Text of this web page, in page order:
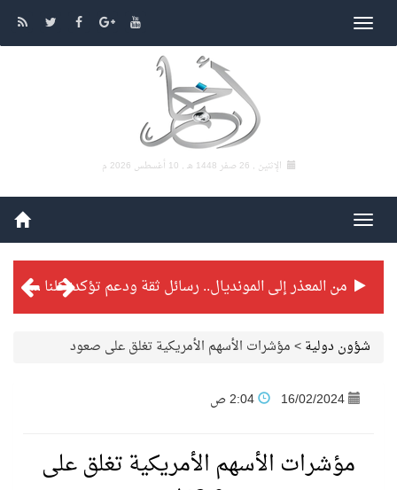
الإثنين , 26 صفر 1448 هـ , 10 أغسطس 2026 م
من المعذر إلى المونديال.. رسائل ثقة ودعم تؤكد: كلنا مع الأخضر
شؤون دولية>مؤشرات الأسهم الأمريكية تغلق على صعود
16/02/2024
مؤشرات الأسهم الأمريكية تغلق على